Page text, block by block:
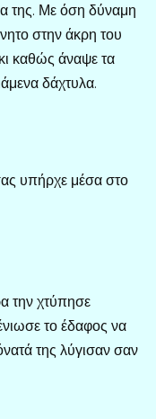
της. Με όση δύναμη
στην άκρη του
καθώς άναψε τα
δάχτυλα.
υπήρχε μέσα στο
την χτύπησε
το έδαφος να
της λύγισαν σαν